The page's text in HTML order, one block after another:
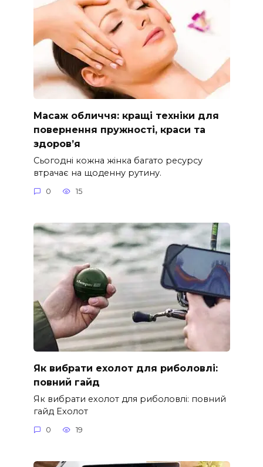
Масаж обличчя: кращі техніки для
повернення пружності, краси та
здоров’я
Сьогодні кожна жінка багато ресурсу
втрачає на щоденну рутину.
0 15
Як вибрати ехолот для риболовлі:
повний гайд
Як вибрати ехолот для риболовлі: повний
гайд Ехолот
0 19